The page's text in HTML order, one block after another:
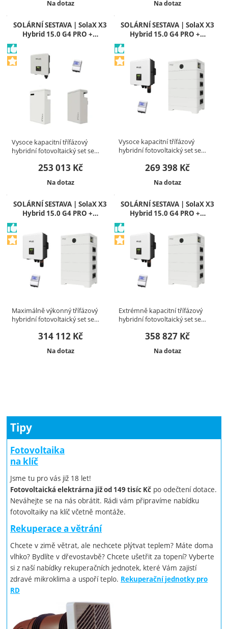
Dostupnost:
Na dotaz Dostupnost:
Na dotaz
SOLÁRNÍ SESTAVA | SolaX X3
Hybrid 15.0 G4 PRO +…
Vysoce kapacitní třífázový
hybridní fotovoltaický set se…
253 013 Kč
Dostupnost:
Na dotaz
SOLÁRNÍ SESTAVA | SolaX X3
Hybrid 15.0 G4 PRO +…
Vysoce kapacitní třífázový
hybridní fotovoltaický set se…
269 398 Kč
Dostupnost:
Na dotaz
SOLÁRNÍ SESTAVA | SolaX X3
Hybrid 15.0 G4 PRO +…
Maximálně výkonný třífázový
hybridní fotovoltaický set se…
314 112 Kč
Dostupnost:
Na dotaz
SOLÁRNÍ SESTAVA | SolaX X3
Hybrid 15.0 G4 PRO +…
Extrémně kapacitní třífázový
hybridní fotovoltaický set se…
358 827 Kč
Dostupnost:
Na dotaz
Tipy
Fotovoltaika
na klíč
Jsme tu pro vás již 18 let!
Fotovoltaická elektrárna již od 149 tisíc Kč po odečtení dotace.
Neváhejte se na nás obrátit. Rádi vám připravíme nabídku
fotovoltaiky na klíč včetně montáže.
Rekuperace a větrání
Chcete v zimě větrat, ale nechcete plýtvat teplem? Máte doma
vlhko? Bydlíte v dřevostavbě? Chcete ušetřit za topení? Vyberte
si z naší nabídky rekuperačních jednotek, které Vám zajistí
zdravé mikroklima a uspoří teplo. Rekuperační jednotky pro
RD